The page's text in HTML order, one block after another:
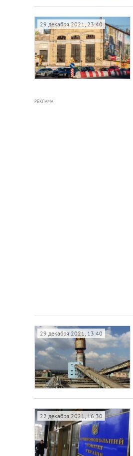
29 декабря 2021, 23:40
РЕКЛАМА
29 декабря 2021, 13:40
22 декабря 2021, 16:30